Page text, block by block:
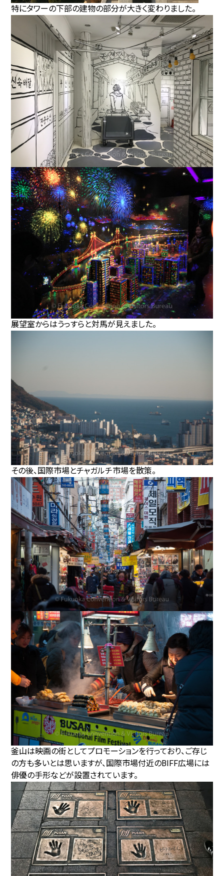
特にタワーの下部の建物の部分が大きく変わりました。
展望室からはうっすらと対馬が見えました。
その後、国際市場とチャガルチ市場を散策。
釜山は映画の街としてプロモーションを行っており、ご存じ
の方も多いとは思いますが、国際市場付近のBIFF広場には
俳優の手形などが設置されています。